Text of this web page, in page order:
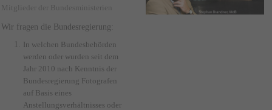
Mitglieder der Bundesministerien
Wir fragen die Bundesregierung:
In welchen Bundesbehörden
werden oder wurden seit dem
Jahr 2010 nach Kenntnis der
Bundesregierung Fotografen
auf Basis eines
Anstellungsverhältnisses oder